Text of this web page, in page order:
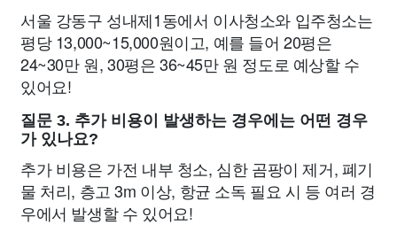
서울 강동구 성내제1동에서 이사청소와 입주청소는
평당 13,000~15,000원이고, 예를 들어 20평은
24~30만 원, 30평은 36~45만 원 정도로 예상할 수
있어요!
질문 3. 추가 비용이 발생하는 경우에는 어떤 경우
가 있나요?
추가 비용은 가전 내부 청소, 심한 곰팡이 제거, 폐기
물 처리, 층고 3m 이상, 항균 소독 필요 시 등 여러 경
우에서 발생할 수 있어요!